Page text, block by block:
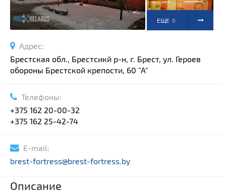
Ратуши
Родовые усадьбы
Национальные парки и заказники
Озера и водоемы
Памятники археологии
Памятники геодезии
Памятники природы
Церкви
Костелы
Выберите область
ЕЩЕ 6
Адрес:
Брестская обл., Брестсикй р-н, г. Брест, ул. Героев
обороны Брестской крепости, 60 "А"
Телефоны:
+375 162 20-00-32
+375 162 25-42-74
E-mail:
brest-fortress@brest-fortress.by
Описание